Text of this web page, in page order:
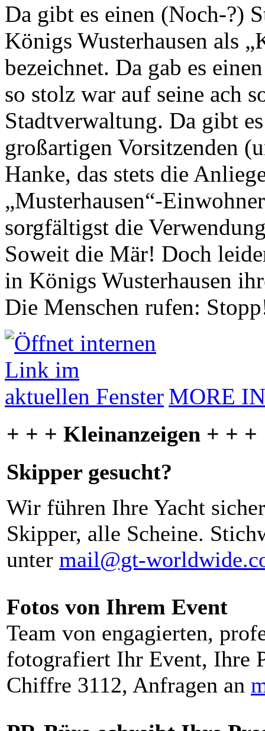
Da gibt es einen (Noch-?)
Königs Wusterhausen als
bezeichnet. Da gab es
so stolz war auf seine ach
Stadtverwaltung. Da gibt
großartigen Vorsitzenden
Hanke, das stets die
„Musterhausen“-
sorgfältigst die
Soweit die Mär! Doch
in Königs Wusterhausen
Die Menschen rufen:
MORE
+ + + Kleinanzeigen + + +
Skipper gesucht?
Wir führen Ihre Yacht
Skipper, alle Scheine.
unter mail@gt-
Fotos von Ihrem Event
Team von engagierten,
fotografiert Ihr Event, Ihre
Chiffre 3112, Anfragen an